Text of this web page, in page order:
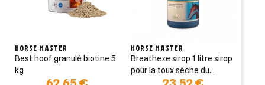
HORSE MASTER
best hoof granulé biotine 5
kg
HORSE MASTER
breatheze sirop 1 litre sirop
pour la toux sèche du